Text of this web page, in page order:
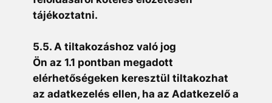
tájékoztatni.
5.5. A tiltakozáshoz való jog
Ön az 1.1 pontban megadott
elérhetőségeken keresztül tiltakozhat
az adatkezelés ellen, ha az Adatkezelő a